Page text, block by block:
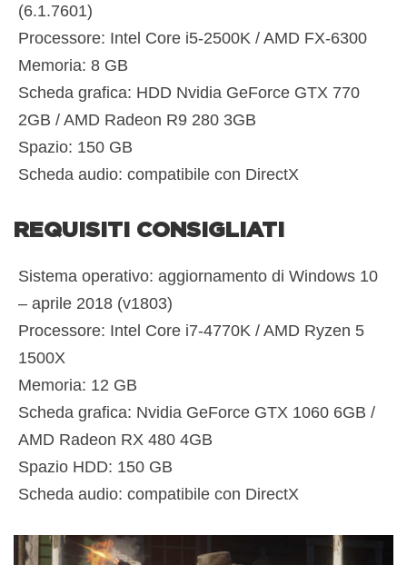
(6.1.7601)
Processore: Intel Core i5-2500K / AMD FX-6300
Memoria: 8 GB
Scheda grafica: HDD Nvidia GeForce GTX 770
2GB / AMD Radeon R9 280 3GB
Spazio: 150 GB
Scheda audio: compatibile con DirectX
REQUISITI CONSIGLIATI
Sistema operativo: aggiornamento di Windows 10
– aprile 2018 (v1803)
Processore: Intel Core i7-4770K / AMD Ryzen 5
1500X
Memoria: 12 GB
Scheda grafica: Nvidia GeForce GTX 1060 6GB /
AMD Radeon RX 480 4GB
Spazio HDD: 150 GB
Scheda audio: compatibile con DirectX